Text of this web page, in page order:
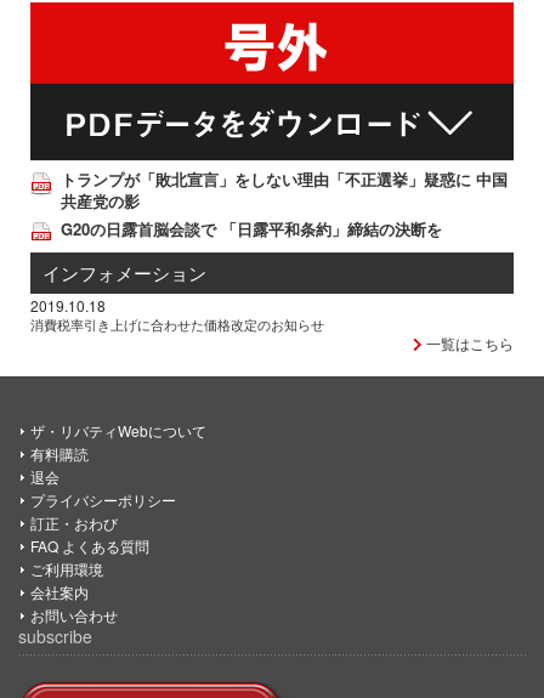
トランプが「敗北宣言」をしない理由「不正選挙」疑惑に 中国
共産党の影
G20の日露首脳会談で 「日露平和条約」締結の決断を
インフォメーション
2019.10.18
消費税率引き上げに合わせた価格改定のお知らせ
一覧はこちら
ザ・リバティWebについて
有料購読
退会
プライバシーポリシー
訂正・おわび
FAQ よくある質問
ご利用環境
会社案内
お問い合わせ
subscribe